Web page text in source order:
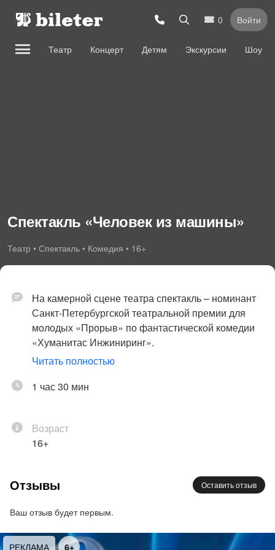
0 Войти
Театр Концерт Детям Экскурсии Шоу
Спектакль «Человек из машины»
Театр • Спектакль • Комедия • 16+
На камерной сцене театра спектакль – номинант
Санкт-Петербургской театральной премии для
молодых «Прорыв» по фантастической комедии
«Хуманитас Инжиниринг».
События пьесы современного драматурга Марии
Фирма под названием «Хуманитас Инжиниринг»
Регулируется всё: от возраста, роста и веса до
уровня заботливости, независимости,
параметры, и вуаля — в действие вступает
биоинженерия. И всё-таки получившийся
«продукт» не способен стать настоящим
спутником жизни. Потому что осчастливить нас
может вовсе не тот, кого создаёт наше
Читать полностью
1 час 30 мин
Возраст
16+
Отзывы Оставить отзыв
Ваш отзыв будет первым.
РЕКЛАМА 6+